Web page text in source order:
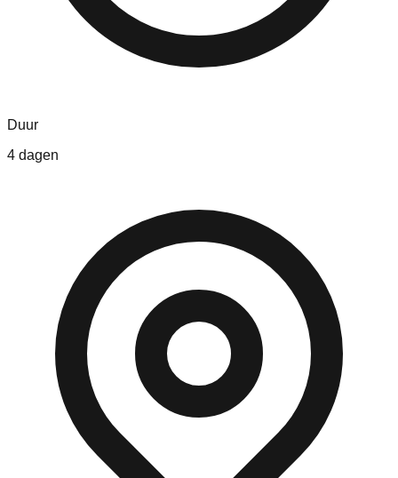
Duur
4 dagen